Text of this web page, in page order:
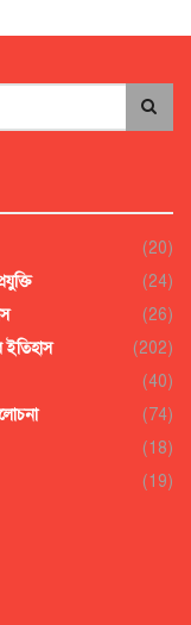
(20)
(24)
(26)
ইতিহাস
(202)
(40)
(74)
(18)
(19)